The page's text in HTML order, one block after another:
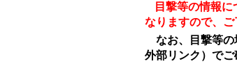
目撃等の情報
なりますので、ご
なお、
目撃等
外部リンク）でご